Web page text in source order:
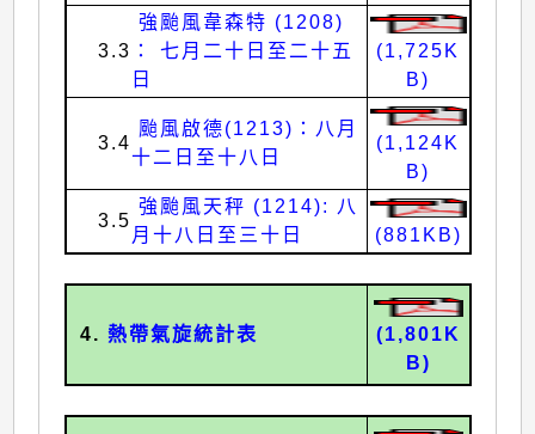
3.3
強颱風韋森特 (1208)
： 七月二十日至二十五
日
(1,725K
B)
3.4
颱風啟德(1213)：八月
十二日至十八日
(1,124K
B)
3.5
強颱風天秤 (1214): 八
月十八日至三十日
(881KB)
4. 熱帶氣旋統計表
(1,801K
B)